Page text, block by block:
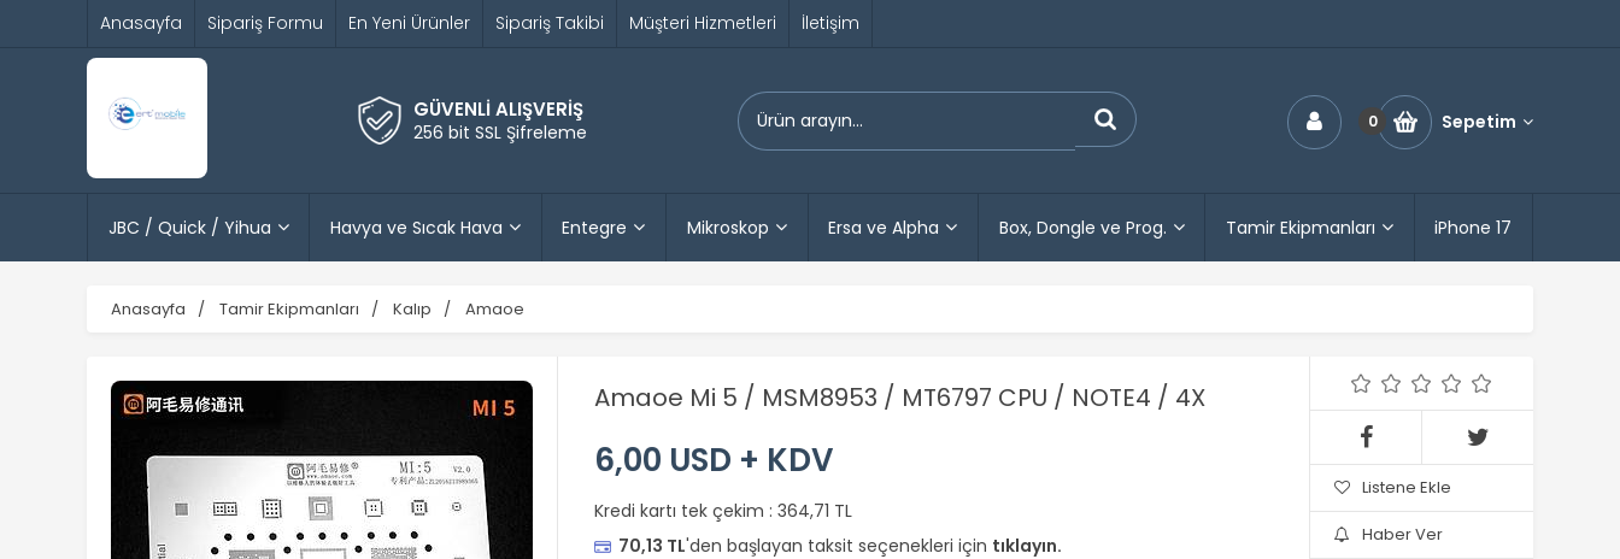
Anasayfa Sipariş Formu En Yeni Ürünler Sipariş Takibi Müşteri Hizmetleri İletişim
GÜVENLİ ALIŞVERİŞ
256 bit SSL Şifreleme 0 Sepetim
JBC / Quick / Yihua Havya ve Sıcak Hava Entegre Mikroskop Ersa ve Alpha Box, Dongle ve Prog. Tamir Ekipmanları iPhone 17
Anasayfa Tamir Ekipmanları Kalıp Amaoe
Amaoe Mi 5 / MSM8953 / MT6797 CPU / NOTE4 / 4X
6,00 USD + KDV
Kredi kartı tek çekim : 364,71 TL
70,13 TL'den başlayan taksit seçenekleri için tıklayın.
Listene Ekle
Haber Ver